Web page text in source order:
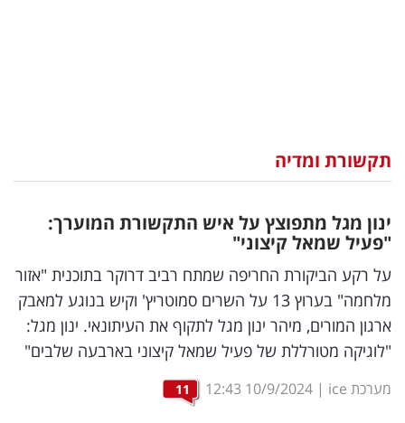
וצרכנות
דיגיטל
וטק
שיווק
ופרסום
משפט
תקשורת ומדיה
ינון מגל מתפוצץ על איש התקשורת המוערך:
"פעיל שמאל קיצוני"
על רקע הביקורת החריפה שמתח רביב דרוקר בתוכנית "אזור
מלחמה" בערוץ 13 על השרים סמוטריץ' וקיש בנוגע למאבק
ארגון המורים, מיהר ינון מגל לתקוף את העיתונאי. ינון מגל:
"לוגיקה מטורללת של פעיל שמאל קיצוני בארבעה שלבים"
מערכת ice |
10/9/2024
12:43
11